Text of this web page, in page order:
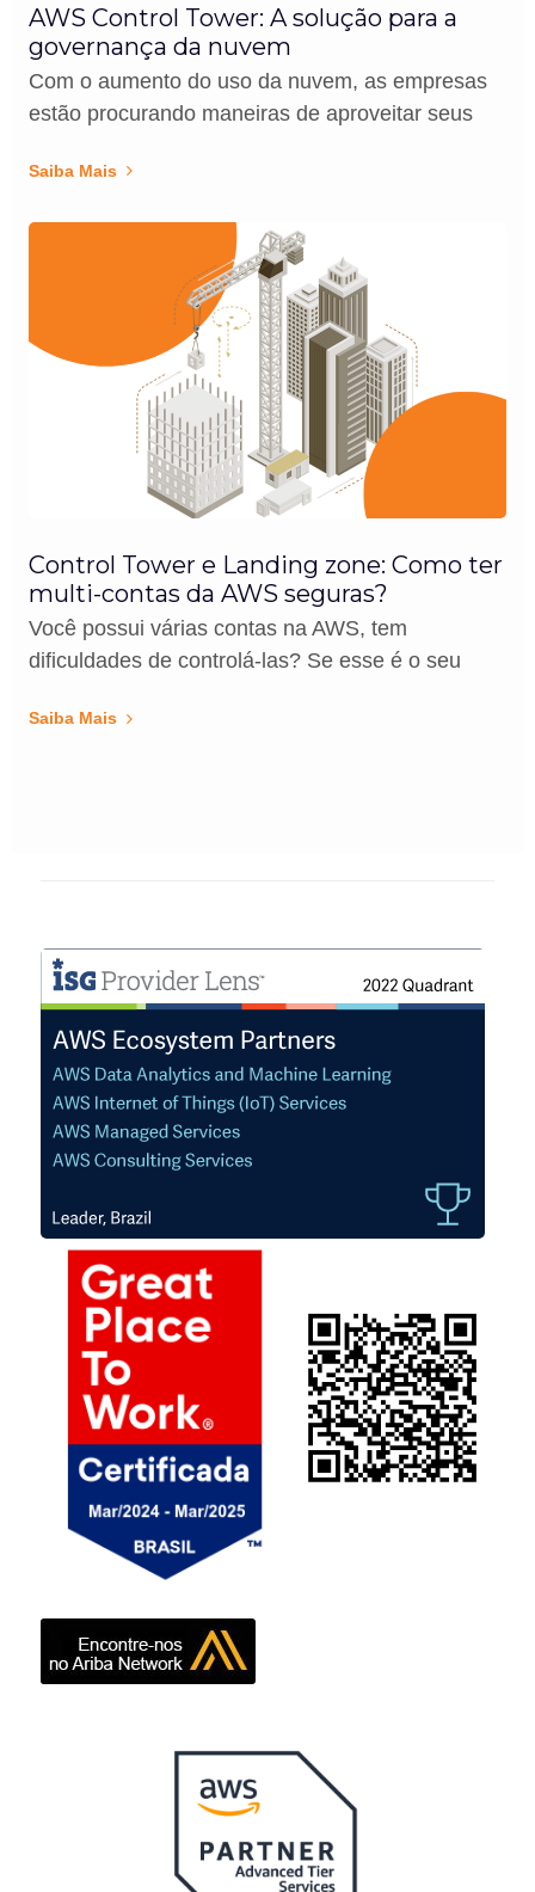
AWS Control Tower: A solução para a
governança da nuvem
Com o aumento do uso da nuvem, as empresas
estão procurando maneiras de aproveitar seus
Saiba Mais
Control Tower e Landing zone: Como ter
multi-contas da AWS seguras?
Você possui várias contas na AWS, tem
dificuldades de controlá-las? Se esse é o seu
Saiba Mais